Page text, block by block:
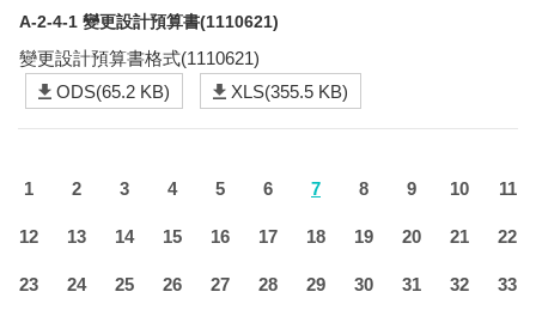
A-2-4-1 變更設計預算書(1110621)
變更設計預算書格式(1110621)
ODS(65.2 KB)
XLS(355.5 KB)
1 2 3 4 5 6 7 8 9 10 11
12 13 14 15 16 17 18 19 20 21 22
23 24 25 26 27 28 29 30 31 32 33